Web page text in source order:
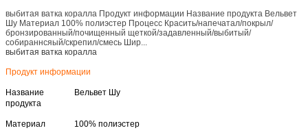
выбитая ватка коралла Продукт информации Название продукта Вельвет
Шу Материал 100% полиэстер Процесс Красить/напечатал/покрыл/
бронзированный/почищенный щеткой/задавленный/выбитый/
собираннсяый/скрепил/смесь Шир...
выбитая ватка коралла
Продукт информации
Название
продукта
Вельвет Шу
Материал 100% полиэстер